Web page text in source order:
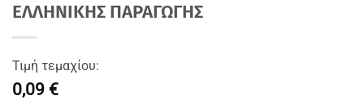
ΕΛΛΗΝΙΚΗΣ ΠΑΡΑΓΩΓΗΣ
Τιμή τεμαχίου:
0,09 €